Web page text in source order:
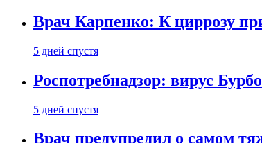
Врач Карпенко: К циррозу
5 дней спустя
Роспотребнадзор: вирус
5 дней спустя
Врач предупредил о самом